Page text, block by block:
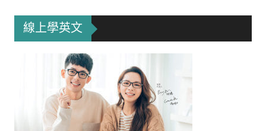
線上學英文